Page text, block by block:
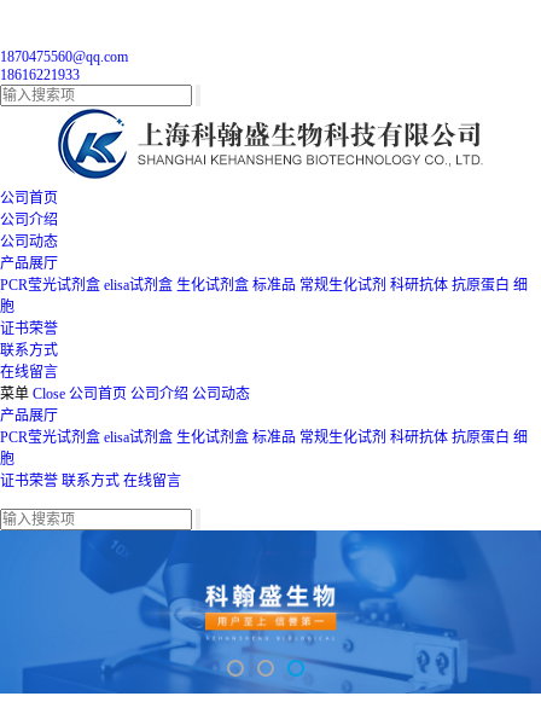
1870475560@qq.com
18616221933
公司首页
公司介绍
公司动态
产品展厅
PCR莹光试剂盒 elisa试剂盒 生化试剂盒 标准品 常规生化试剂 科研抗体 抗原蛋白 细
胞
证书荣誉
联系方式
在线留言
菜单 Close 公司首页 公司介绍 公司动态
产品展厅
PCR莹光试剂盒 elisa试剂盒 生化试剂盒 标准品 常规生化试剂 科研抗体 抗原蛋白 细
胞
证书荣誉 联系方式 在线留言